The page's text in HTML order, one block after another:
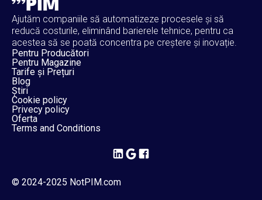
Ajutăm companiile să automatizeze procesele și să
reducă costurile, eliminând barierele tehnice, pentru ca
acestea să se poată concentra pe creștere și inovație.
Pentru Producători
Pentru Magazine
Tarife și Prețuri
Blog
Știri
Cookie policy
Privecy policy
Oferta
Terms and Conditions
© 2024-2025 NotPIM.com